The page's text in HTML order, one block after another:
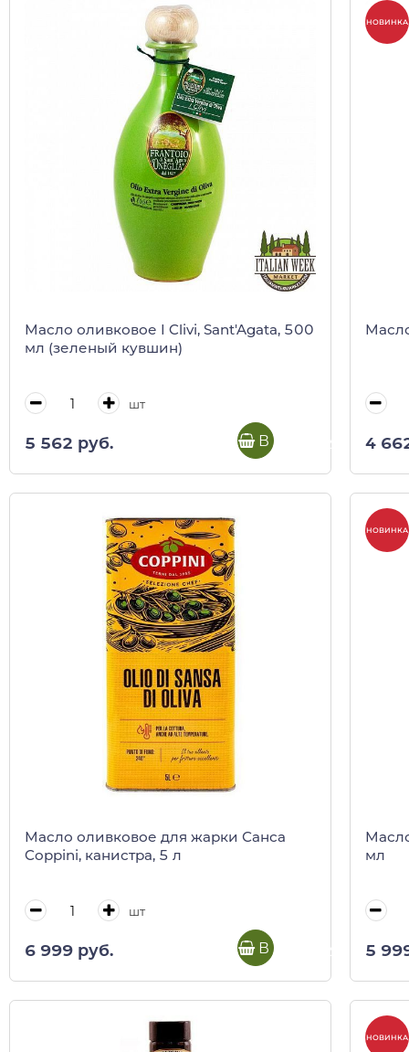
Масло оливковое I Clivi, Sant'Agata, 500
мл (зеленый кувшин)
шт
5 562 руб. В корзину
НОВИНКА
4
Масло оливковое для жарки Санса
Coppini, канистра, 5 л
шт
6 999 руб. В корзину
НОВИНКА
мл
5
НОВИНКА